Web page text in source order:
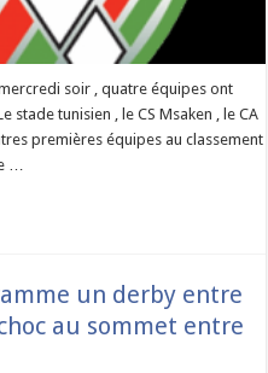
soir , quatre équipes ont
stade tunisien , le CS Msaken , le CA
premières équipes au classement
…
un derby entre
au sommet entre